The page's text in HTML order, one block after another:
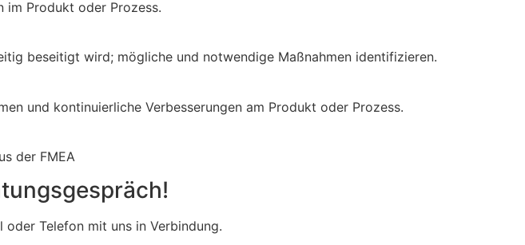
im Produkt oder Prozess.
beseitigt wird; mögliche und notwendige Maßnahmen identifizieren.
und kontinuierliche Verbesserungen am Produkt oder Prozess.
der FMEA
Telefon mit uns in Verbindung.